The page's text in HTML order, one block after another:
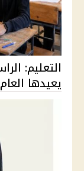
يعيدها